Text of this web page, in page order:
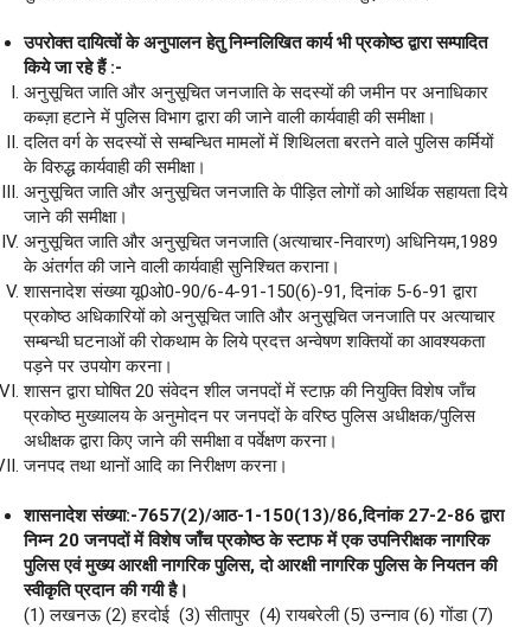
उपरोक्त दायित्वों के अनुपालन हेतु निम्नलिखित कार्य भी प्रकोष्ठ द्वारा सम्पादित
किये जा रहे हैं :-
अनुसूचित जाति और अनुसूचित जनजाति के सदस्यों की जमीन पर अनाधिकार
कब्ज़ा हटाने में पुलिस विभाग द्वारा की जाने वाली कार्यवाही की समीक्षा।
दलित वर्ग के सदस्यों से सम्बन्धित मामलों में शिथिलता बरतने वाले पुलिस कर्मियों
के विरुद्ध कार्यवाही की समीक्षा।
अनुसूचित जाति और अनुसूचित जनजाति के पीड़ित लोगों को आर्थिक सहायता दिये
जाने की समीक्षा।
अनुसूचित जाति और अनुसूचित जनजाति (अत्याचार-निवारण) अधिनियम,1989
के अंतर्गत की जाने वाली कार्यवाही सुनिश्चित कराना।
शासनादेश संख्या यू0ओ0-90/6-4-91-150(6)-91, दिनांक 5-6-91 द्वारा
प्रकोष्ठ अधिकारियों को अनुसूचित जाति और अनुसूचित जनजाति पर अत्याचार
सम्बन्धी घटनाओं की रोकथाम के लिये प्रदत्त अन्वेषण शक्तियों का आवश्यकता
पड़ने पर उपयोग करना।
शासन द्वारा घोषित 20 संवेदन शील जनपदों में स्टाफ़ की नियुक्ति विशेष जाँच
प्रकोष्ठ मुख्यालय के अनुमोदन पर जनपदों के वरिष्ठ पुलिस अधीक्षक/पुलिस
अधीक्षक द्वारा किए जाने की समीक्षा व पर्वेक्षण करना।
जनपद तथा थानों आदि का निरीक्षण करना।
शासनादेश संख्या:-7657(2)/आठ-1-150(13)/86,दिनांक 27-2-86 द्वारा
निम्न 20 जनपदों में विशेष जाँच प्रकोष्ठ के स्टाफ में एक उपनिरीक्षक नागरिक
पुलिस एवं मुख्य आरक्षी नागरिक पुलिस, दो आरक्षी नागरिक पुलिस के नियतन की
स्वीकृति प्रदान की गयी है।
(1) लखनऊ (2) हरदोई (3) सीतापुर (4) रायबरेली (5) उन्नाव (6) गोंडा (7)